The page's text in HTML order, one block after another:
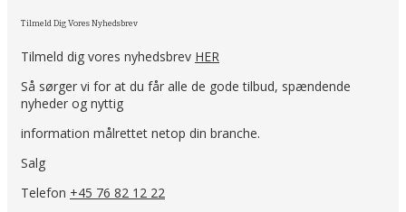
Tilmeld Dig Vores Nyhedsbrev
Tilmeld dig vores nyhedsbrev HER
Så sørger vi for at du får alle de gode tilbud, spændende
nyheder og nyttig
information målrettet netop din branche.
Salg
Telefon +45 76 82 12 22